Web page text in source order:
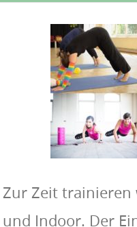
Zur Zeit
und Indoor. Der